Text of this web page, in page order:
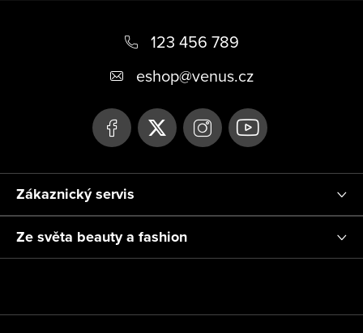
123 456 789
eshop@venus.cz
Zákaznický servis
Ze světa beauty a fashion